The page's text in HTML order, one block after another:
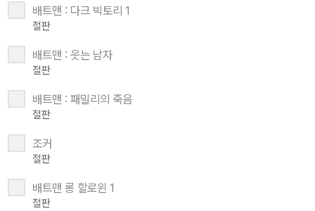
배트맨 : 다크 빅토리 1
절판
배트맨 : 웃는 남자
절판
배트맨 : 패밀리의 죽음
절판
조커
절판
배트맨 롱 할로윈 1
절판